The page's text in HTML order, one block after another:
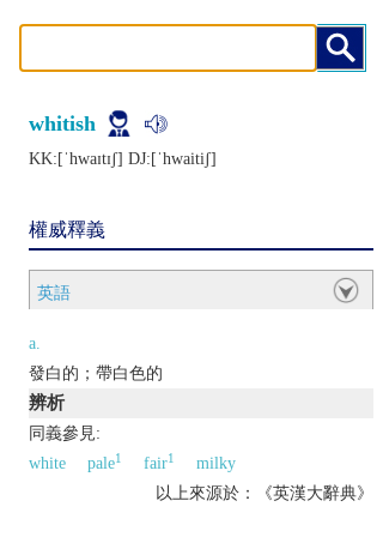
whitish
KK:[ˈhwaɪtɪʃ] DJ:[ˈhwaitiʃ]
權威釋義
英語
a.
發白的；帶白色的
辨析
同義參見:
white
pale1 fair1
milky
以上來源於：《英漢大辭典》